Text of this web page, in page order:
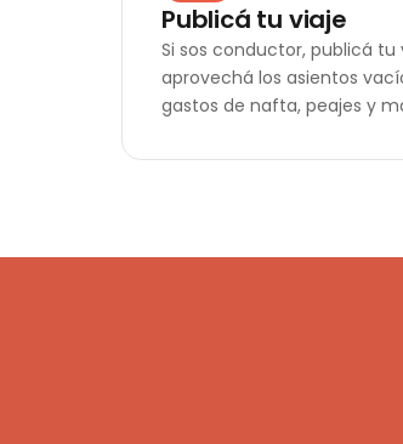
Publicá tu viaje
Si sos conductor, publicá tu
aprovechá los asientos
gastos de nafta, peajes y